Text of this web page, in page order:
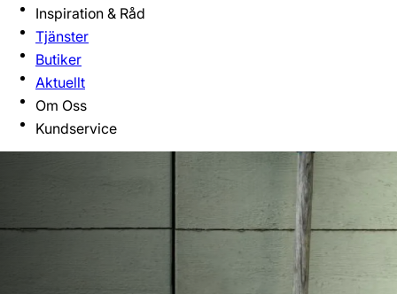
Inspiration & Råd
Tjänster
Butiker
Aktuellt
Om Oss
Kundservice